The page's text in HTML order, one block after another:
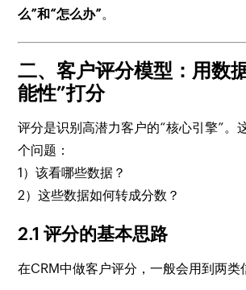
么”和“怎么办”。
二、客户评分模型：用数
能性”打分
评分是识别高潜力客户的“核心引擎”。
个问题：
1）该看哪些数据？
2）这些数据如何转成分数？
2.1 评分的基本思路
在CRM中做客户评分，一般会用到两类